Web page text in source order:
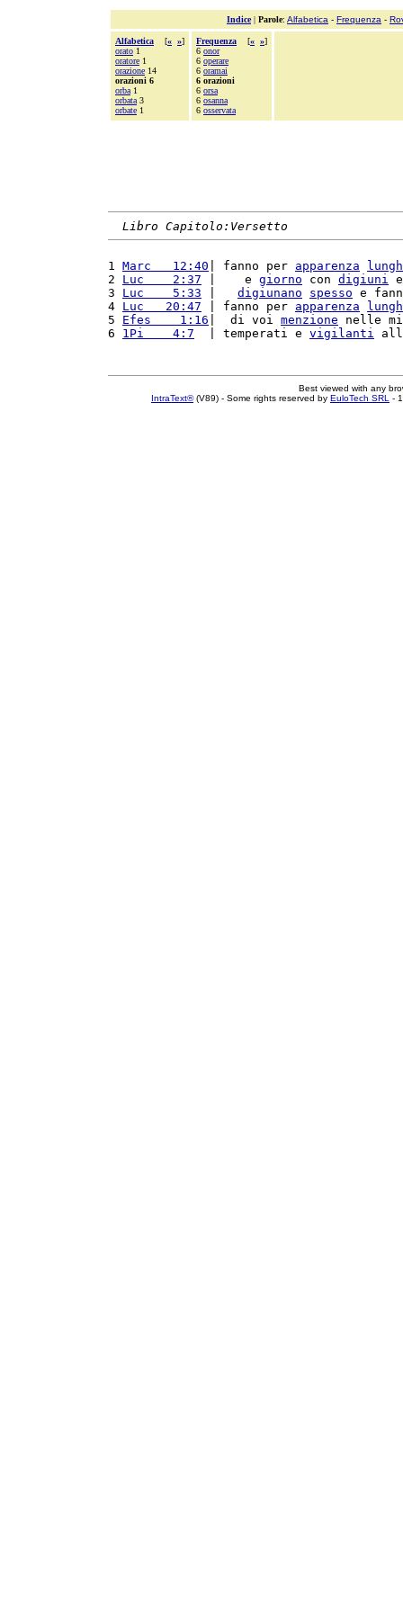
Indice| Parole: Alfabetica - Frequenza -
Alfabetica [« »]
orato 1
oratore 1
orazione 14
orazioni 6
orba 1
orbata 3
orbate 1
Frequenza [« »]
6 onor
6 operare
6 oramai
6 orazioni
6 orsa
6 osanna
6 osservata
Libro Capitolo:Versetto
1 Marc   12:40 | fanno per apparenza
2 Luc    2:37 |    e giorno con digiuni
3 Luc    5:33 digiunano spesso e
4 Luc   20:47 | fanno per apparenza
5 Efes    1:16 |  di voi menzione nelle
6 1Pi    4:7
  | temperati e
vigilanti
Best viewed with any
IntraText®(V89) - Some rights reserved by EuloTech SRL -